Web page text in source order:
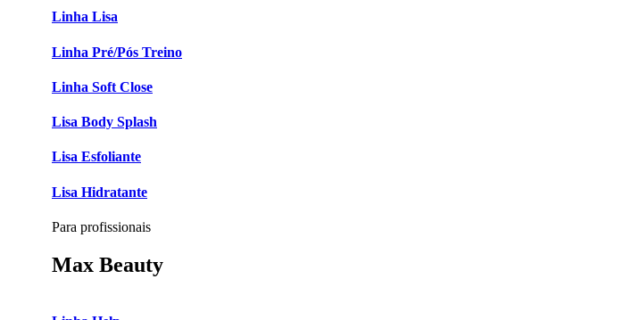
Linha Lisa
Linha Pré/Pós Treino
Linha Soft Close
Lisa Body Splash
Lisa Esfoliante
Lisa Hidratante
Para profissionais
Max Beauty